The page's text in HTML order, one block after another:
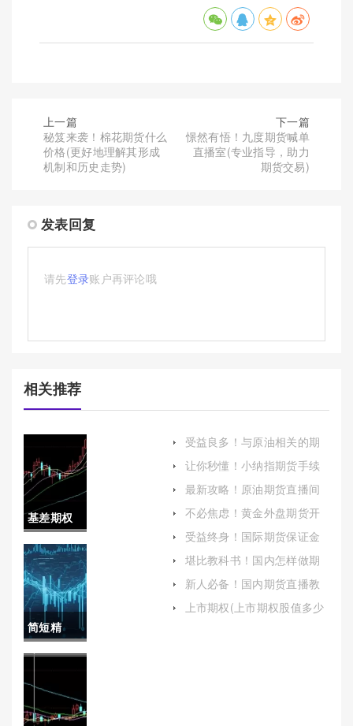
上一篇
秘笈来袭！棉花期货什么
价格(更好地理解其形成
机制和历史走势)
下一篇
憬然有悟！九度期货喊单
直播室(专业指导，助力
期货交易)
发表回复
请先登录账户再评论哦
相关推荐
基差期权
是什么(基
差期权是
什么意思)
简短精
辟！恒指
怎样消户
(恒指怎么
受益良多！与原油相关的期
让你秒懂！小纳指期货手续
和控制交易成本）
最新攻略！原油期货直播间
信号和策略的服务)
不必焦虑！黄金外盘期货开
受益终身！国际期货保证金
少)
堪比教科书！国内怎样做期
启期货交易之旅）
新人必备！国内期货直播教
直播)
上市期权(上市期权股值多少